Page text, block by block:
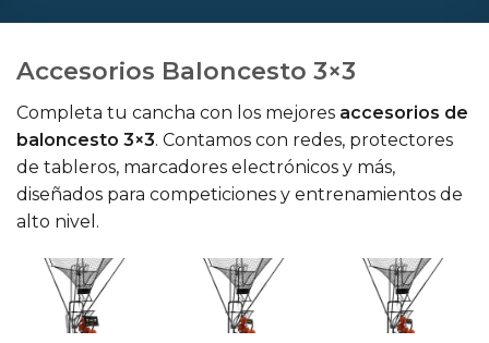
Accesorios Baloncesto 3×3
Completa tu cancha con los mejores accesorios de
baloncesto 3×3. Contamos con redes, protectores
de tableros, marcadores electrónicos y más,
diseñados para competiciones y entrenamientos de
alto nivel.